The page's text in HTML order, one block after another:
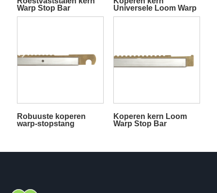
Warp Stop Bar
Universele Loom Warp
Stop Bar
Robuuste koperen
warp-stopstang
Koperen kern Loom
Warp Stop Bar